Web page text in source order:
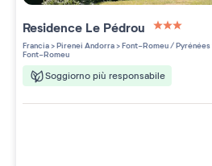
Residence Le Pédrou
3 étoiles
Francia>Pirenei Andorra>Font-Romeu /
Font-Romeu
Soggiorno più responsabile